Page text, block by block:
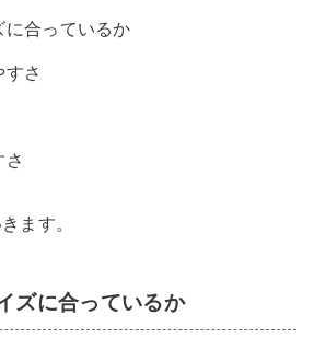
に合っているか
さ
さ
ます。
ズに合っているか